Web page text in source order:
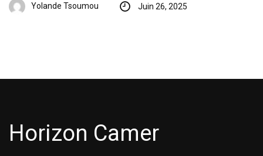
Yolande Tsoumou Juin 26, 2025
Horizon Camer